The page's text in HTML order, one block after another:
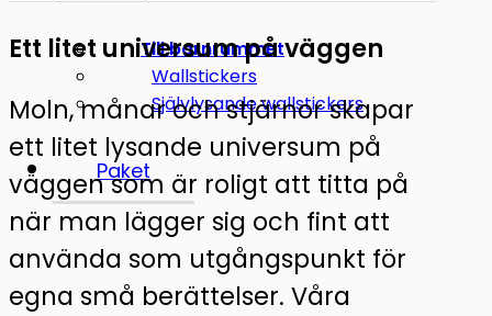
Till barnrummet
Wallstickers
Självlysande wallstickers
Paket
Ett litet universum på väggen
Moln, månar och stjärnor skapar
ett litet lysande universum på
väggen som är roligt att titta på
när man lägger sig och fint att
använda som utgångspunkt för
egna små berättelser. Våra